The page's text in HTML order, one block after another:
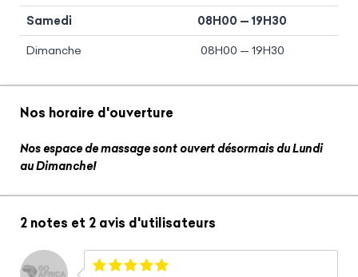
Samedi 08H00 — 19H30
Dimanche 08H00 — 19H30
Nos horaire d'ouverture
Nos espace de massage sont ouvert désormais du Lundi
au Dimanche!
2 notes et 2 avis d'utilisateurs